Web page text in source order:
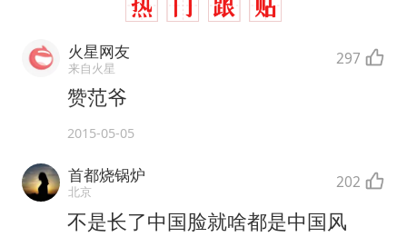
火星网友
来自火星 297
赞范爷
2015-05-05
首都烧锅炉
北京 202
不是长了中国脸就啥都是中国风